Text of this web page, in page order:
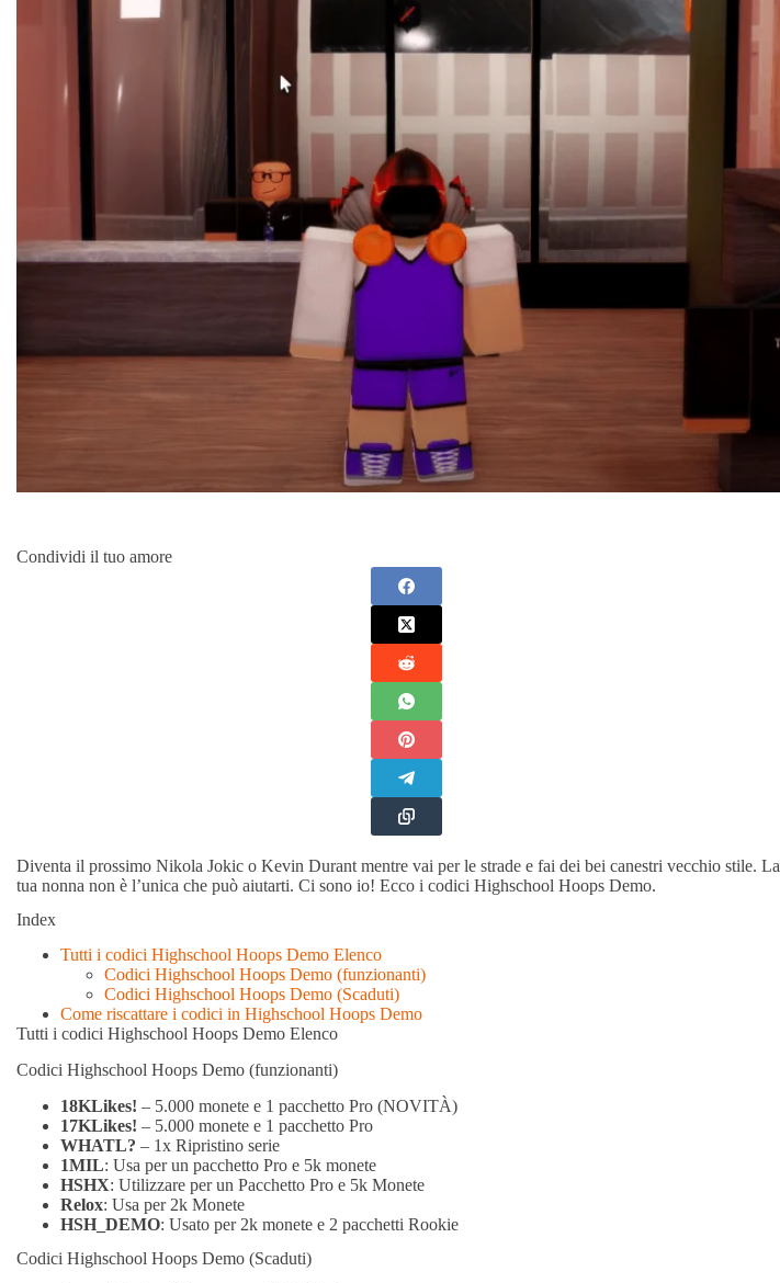
Condividi il tuo amore
Diventa il prossimo Nikola Jokic o Kevin Durant mentre vai per le strade e fai dei bei canestri vecchio stile. La
tua nonna non è l’unica che può aiutarti. Ci sono io! Ecco i codici Highschool Hoops Demo.
Index
Tutti i codici Highschool Hoops Demo Elenco
Codici Highschool Hoops Demo (funzionanti)
Codici Highschool Hoops Demo (Scaduti)
Come riscattare i codici in Highschool Hoops Demo
Tutti i codici Highschool Hoops Demo Elenco
Codici Highschool Hoops Demo (funzionanti)
18KLikes! – 5.000 monete e 1 pacchetto Pro (NOVITÀ)
17KLikes! – 5.000 monete e 1 pacchetto Pro
WHATL? – 1x Ripristino serie
1MIL: Usa per un pacchetto Pro e 5k monete
HSHX: Utilizzare per un Pacchetto Pro e 5k Monete
Relox: Usa per 2k Monete
HSH_DEMO: Usato per 2k monete e 2 pacchetti Rookie
Codici Highschool Hoops Demo (Scaduti)